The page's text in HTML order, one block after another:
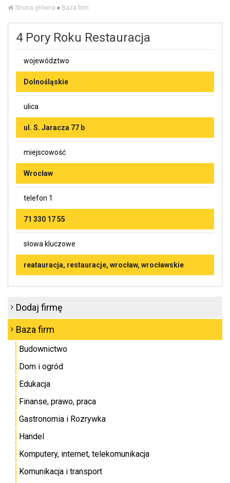
Strona główna » Baza firm
4 Pory Roku Restauracja
województwo
Dolnośląskie
ulica
ul. S. Jaracza 77 b
miejscowość
Wrocław
telefon 1
71 330 17 55
słowa kluczowe
reatauracja, restauracje, wrocław, wrocławskie
Dodaj firmę
Baza firm
Budownictwo
Dom i ogród
Edukacja
Finanse, prawo, praca
Gastronomia i Rozrywka
Handel
Komputery, internet, telekomunikacja
Komunikacja i transport